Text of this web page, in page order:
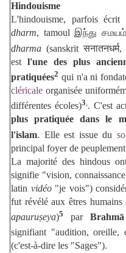
Hindouisme
L'hindouisme, parfois
dharm, tamoul இந்து சமயம்
dharma (sanskritसनातनधर्म,
est l'une des plus
pratiquées2 qui n'a ni
cléricale organisée
différentes écoles)3 . C'est
plus pratiquée dans le
l'islam. Elle est issue du
principal foyer de
La majorité des hindous
signifie "vision,
latin vidéo"je vois")
fut révélé aux êtres
apauruṣeya)5 par Brahmā
signifiant "audition, oreille,
(c'est-à-dire les "Sages").